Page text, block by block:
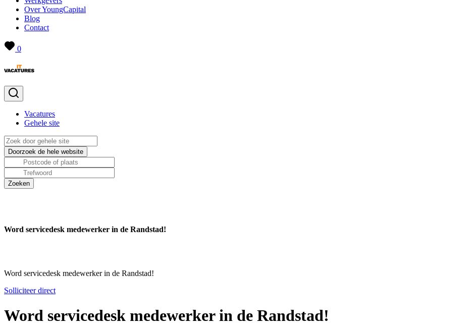
Over YoungCapital
Blog
Contact
0
Vacatures
Gehele site
Word servicedesk medewerker in de Randstad!
Word servicedesk medewerker in de Randstad!
Solliciteer direct
Word servicedesk medewerker in de Randstad!